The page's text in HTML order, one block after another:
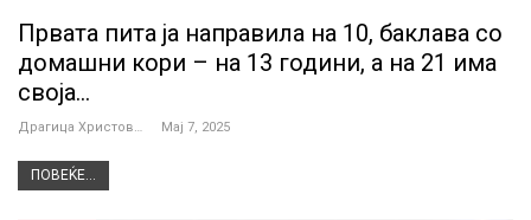
Првата пита ја направила на 10, баклава со
домашни кори – на 13 години, а на 21 има
своја…
Драгица Христова Мај 7, 2025
ПОВЕЌЕ...